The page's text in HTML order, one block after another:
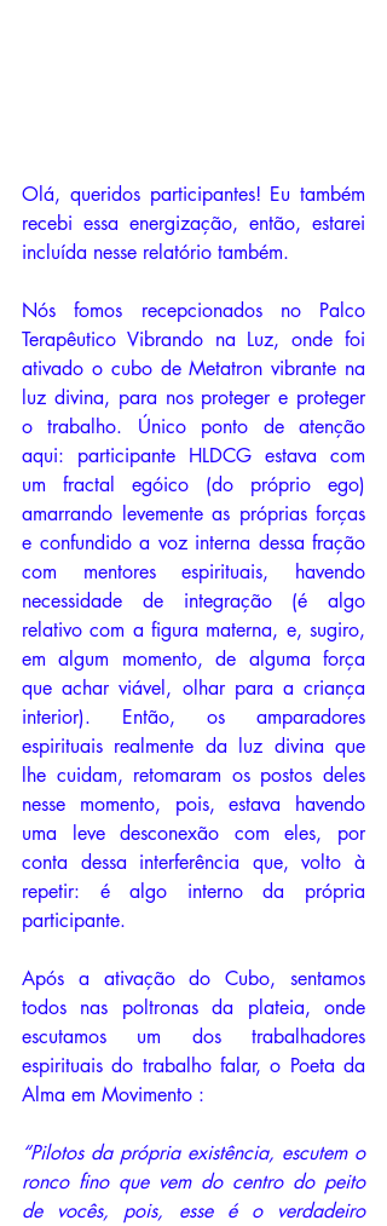
Olá, queridos participantes! Eu também
recebi essa energização, então, estarei
incluída nesse relatório também.
Nós fomos recepcionados no Palco
Terapêutico Vibrando na Luz, onde foi
ativado o cubo de Metatron vibrante na
luz divina, para nos proteger e proteger
o trabalho. Único ponto de atenção
aqui: participante HLDCG estava com
um fractal egóico (do próprio ego)
amarrando levemente as próprias forças
e confundido a voz interna dessa fração
com mentores espirituais, havendo
necessidade de integração (é algo
relativo com a figura materna, e, sugiro,
em algum momento, de alguma força
que achar viável, olhar para a criança
interior). Então, os amparadores
espirituais realmente da luz divina que
lhe cuidam, retomaram os postos deles
nesse momento, pois, estava havendo
uma leve desconexão com eles, por
conta dessa interferência que, volto à
repetir: é algo interno da própria
participante.
Após a ativação do Cubo, sentamos
todos nas poltronas da plateia, onde
escutamos um dos trabalhadores
espirituais do trabalho falar, o Poeta da
Alma em Movimento :
“Pilotos da própria existência, escutem o
ronco fino que vem do centro do peito
de vocês, pois, esse é o verdadeiro